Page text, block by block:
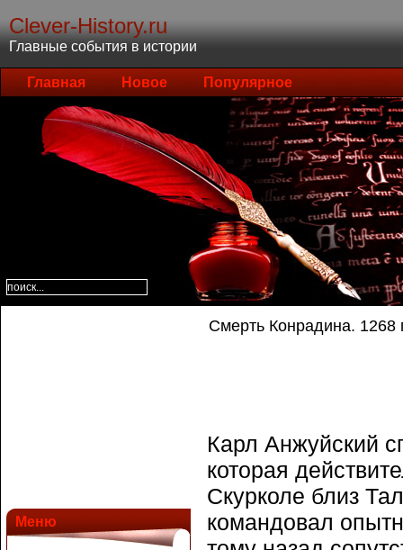
Clever-History.ru
Главные события в истории
Главная Новое Популярное
Меню
Смерть Конрадина. 1268
Карл Анжуйский
которая
Скурколе близ
командовал